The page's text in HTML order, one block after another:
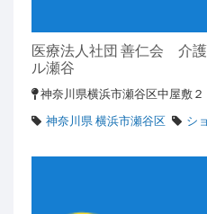
医療法人社団 善仁会 介
ル瀬谷
神奈川県横浜市瀬谷区中屋敷
神奈川県 横浜市瀬谷区
シ